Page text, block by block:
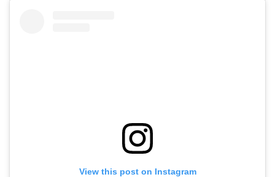
View this post on Instagram